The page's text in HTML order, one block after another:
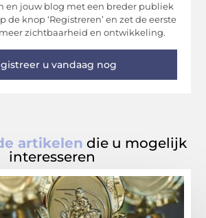
en jouw blog met een breder publiek
de knop ‘Registreren’ en zet de eerste
zichtbaarheid en ontwikkeling.
u vandaag nog
artikelen die u mogelijk
interesseren